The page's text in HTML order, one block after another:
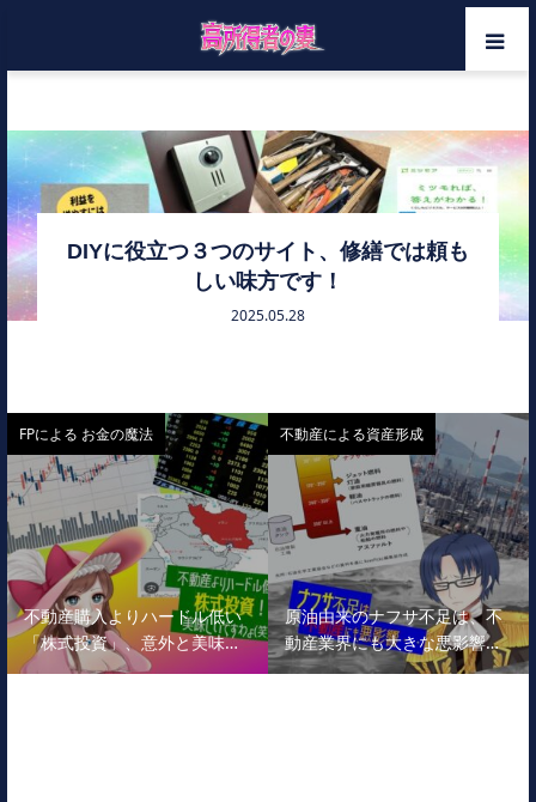
DIYに役立つ３つのサイト、修繕では頼も
しい味方です！
2025.05.28
FPによる お金の魔法
不動産購入よりハードル低い
「株式投資」、意外と美味…
不動産による資産形成
原油由来のナフサ不足は、不
動産業界にも大きな悪影響…
メンバー
カテゴリー